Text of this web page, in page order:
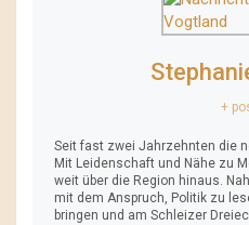
+
Seit fast zwei Jahrzehnten die
Mit Leidenschaft und Nähe zu
weit über die Region hinaus.
mit dem Anspruch, Politik zu
bringen und am Schleizer